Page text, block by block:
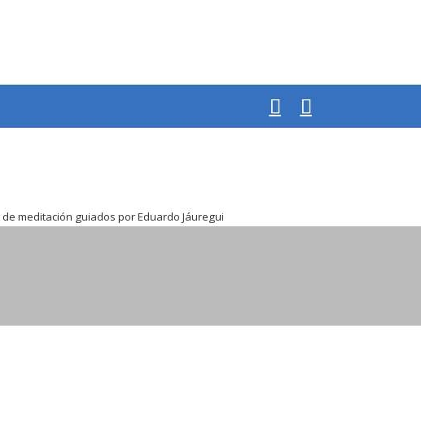
de meditación guiados por Eduardo Jáuregui